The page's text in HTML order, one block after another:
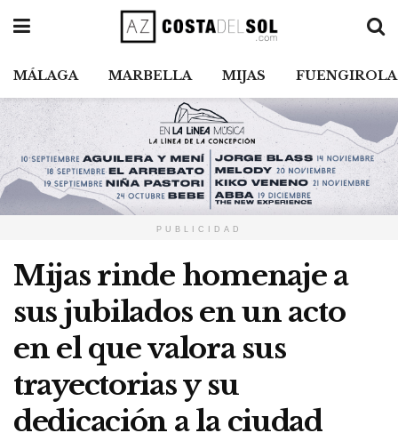
MÁLAGA MARBELLA MIJAS FUENGIROLA
PUBLICIDAD
Mijas rinde homenaje a
sus jubilados en un acto
en el que valora sus
trayectorias y su
dedicación a la ciudad